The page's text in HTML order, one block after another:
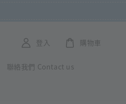
聯絡我們 Contact us
登入 購物車